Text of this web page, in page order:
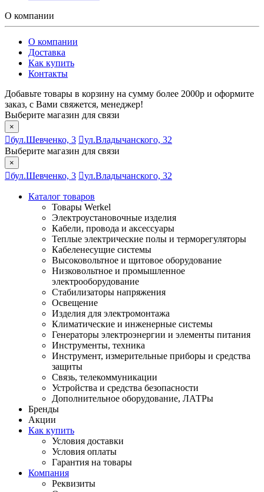
О компании
О компании
Доставка
Как купить
Контакты
Добавьте товары в корзину на сумму более 2000р и оформите
заказ, с Вами свяжется, менеджер!
Выберите магазин для связи
×
бул.Шевченко, 3
ул.Владычанского, 32
Выберите магазин для связи
×
бул.Шевченко, 3 ул.Владычанского, 32
Каталог товаров
Товары Werkel
Электроустановочные изделия
Кабели, провода и аксессуары
Теплые электрические полы и терморегуляторы
Кабеленесущие системы
Высоковольтное и щитовое оборудование
Низковольтное и промышленное
электрооборудование
Стабилизаторы напряжения
Освещение
Изделия для электромонтажа
Климатические и инженерные системы
Генераторы электроэнергии и элементы питания
Инструменты, техника
Инструмент, измерительные приборы и средства
защиты
Связь, телекоммуникации
Устройства и средства безопасности
Дополнительное оборудование, ЛАТРы
Бренды
Акции
Как купить
Условия доставки
Условия оплаты
Гарантия на товары
Компания
Реквизиты